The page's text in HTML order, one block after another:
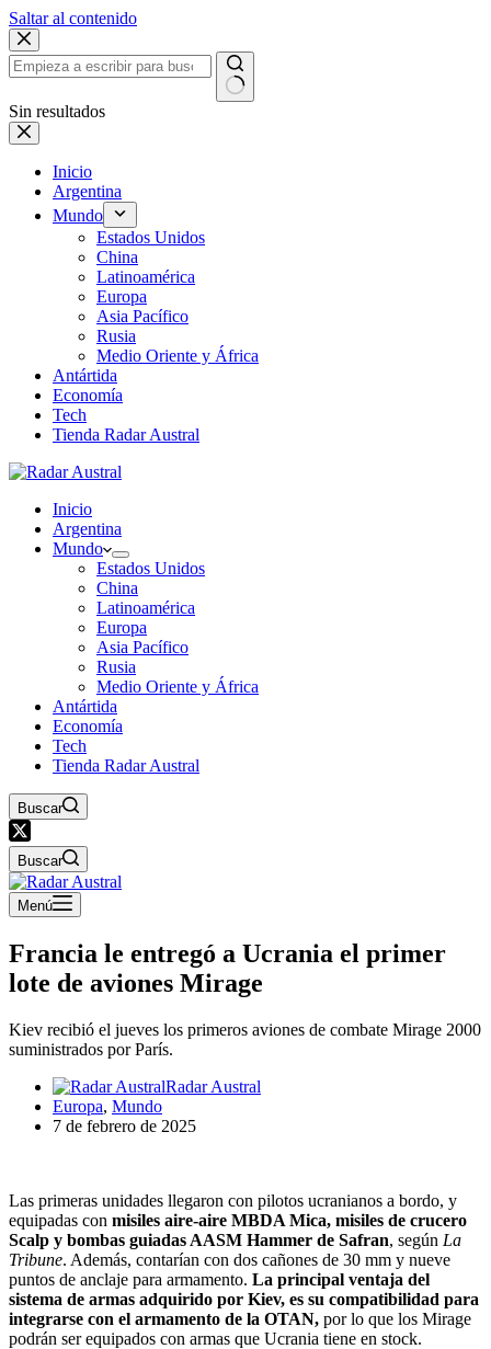
Saltar al contenido
Sin resultados
Inicio
Argentina
Mundo
Estados Unidos
China
Latinoamérica
Europa
Asia Pacífico
Rusia
Medio Oriente y África
Antártida
Economía
Tech
Tienda Radar Austral
Inicio
Argentina
Mundo
Estados Unidos
China
Latinoamérica
Europa
Asia Pacífico
Rusia
Medio Oriente y África
Antártida
Economía
Tech
Tienda Radar Austral
Buscar
Buscar
Menú
Francia le entregó a Ucrania el primer
lote de aviones Mirage
Kiev recibió el jueves los primeros aviones de combate Mirage 2000
suministrados por París.
Radar Austral
Europa, Mundo
7 de febrero de 2025
Las primeras unidades llegaron con pilotos ucranianos a bordo, y
equipadas con misiles aire-aire MBDA Mica, misiles de crucero
Scalp y bombas guiadas AASM Hammer de Safran, según La
Tribune. Además, contarían con dos cañones de 30 mm y nueve
puntos de anclaje para armamento. La principal ventaja del
sistema de armas adquirido por Kiev, es su compatibilidad para
integrarse con el armamento de la OTAN, por lo que los Mirage
podrán ser equipados con armas que Ucrania tiene en stock.